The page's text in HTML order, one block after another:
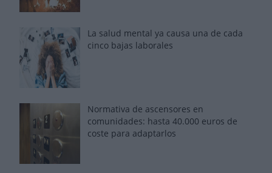
La salud mental ya causa una de cada
cinco bajas laborales
Normativa de ascensores en
comunidades: hasta 40.000 euros de
coste para adaptarlos